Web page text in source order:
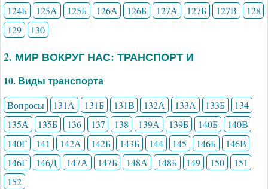
124Б 125А 125Б 126А 126Б 127А 127Б 127В
128
129
130
2. МИР ВОКРУГ НАС: ТРАНСПОРТ И
10. Виды транспорта
Вопросы 131А 131Б 131В 132А 133А 133Б
134
135А
135Б 136 137 138 139А 139Б 140Б
140В
140Г
141 142А 142Б 143Б 144 145 146Б
146В
146Г
146Д 147А 147Б 148А 148Б 149 150
151
152